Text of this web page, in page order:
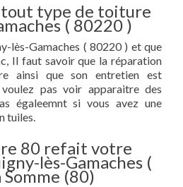
tout type de toiture
( 80220 )
lès-Gamaches ( 80220 ) et que
Il faut savoir que la réparation
ainsi que son entretien est
pas voir apparaitre des
égaleemnt si vous avez une
tuiles.
80 refait votre
lès-Gamaches (
(80)